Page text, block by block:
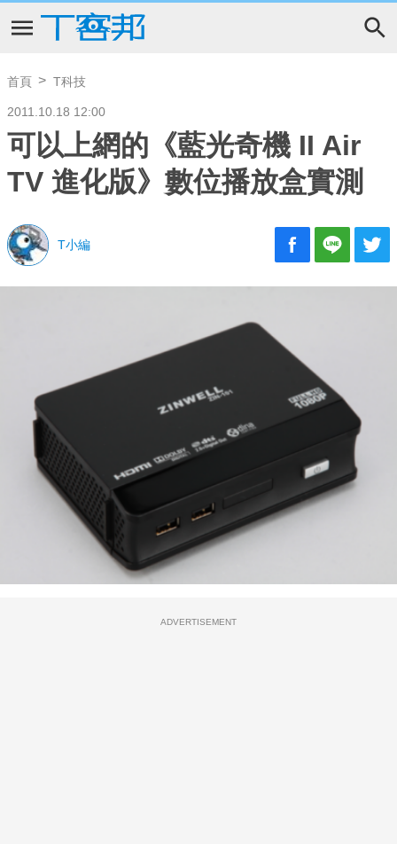
首頁 T科技
2011.10.18 12:00
可以上網的《藍光奇機 II Air
TV 進化版》數位播放盒實測
T小編
ADVERTISEMENT